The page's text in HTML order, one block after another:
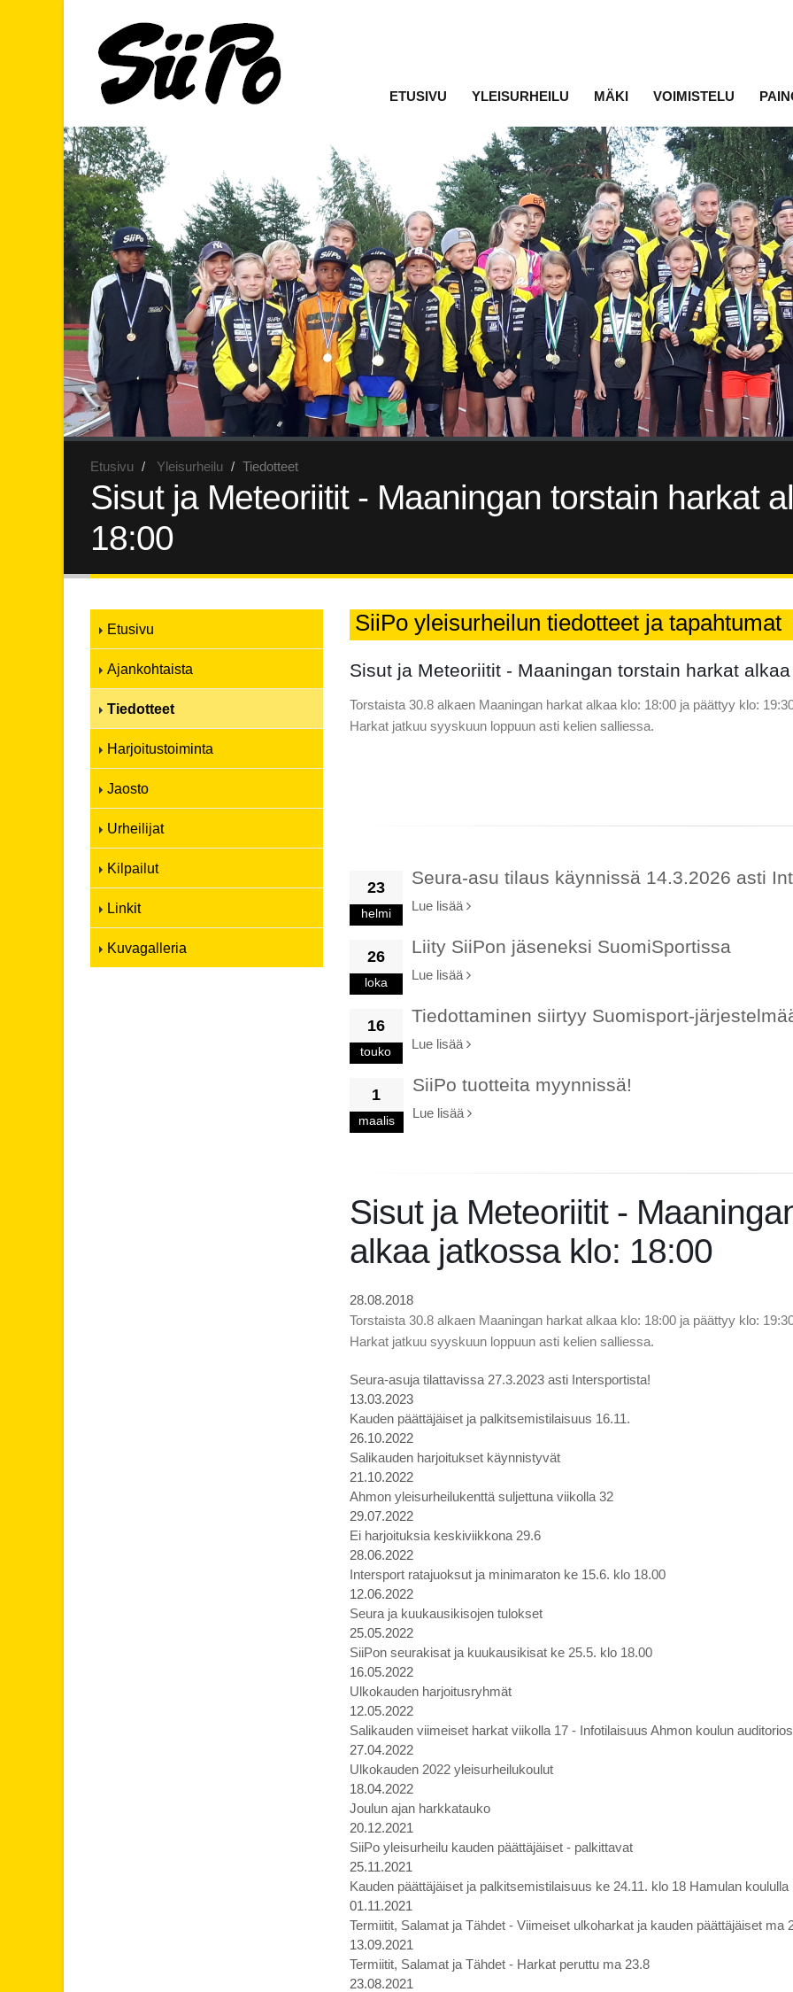
ETUSIVU YLEISURHEILU MÄKI VOIMISTELU
Etusivu Yleisurheilu Tiedotteet
Sisut ja Meteoriitit - Maaningan torstain harkat
18:00
Etusivu
Ajankohtaista
Tiedotteet
Harjoitustoiminta
Jaosto
Urheilijat
Kilpailut
Linkit
Kuvagalleria
SiiPo yleisurheilun tiedotteet ja tapahtumat
Sisut ja Meteoriitit - Maaningan torstain harkat
Torstaista 30.8 alkaen Maaningan harkat alkaa klo: 18:00 ja päättyy klo:
Harkat jatkuu syyskuun loppuun asti kelien salliessa.
23
helmi
Seura-asu tilaus käynnissä 14.3.2026 asti
Lue lisää
26
loka
Liity SiiPon jäseneksi SuomiSportissa
Lue lisää
16
touko
Tiedottaminen siirtyy Suomisport-
Lue lisää
1
maalis
SiiPo tuotteita myynnissä!
Lue lisää
Sisut ja Meteoriitit -
alkaa jatkossa klo: 18:00
28.08.2018
Torstaista 30.8 alkaen Maaningan harkat alkaa klo: 18:00 ja päättyy klo:
Harkat jatkuu syyskuun loppuun asti kelien salliessa.
Seura-asuja tilattavissa 27.3.2023 asti Intersportista!
13.03.2023
Kauden päättäjäiset ja palkitsemistilaisuus 16.11.
26.10.2022
Salikauden harjoitukset käynnistyvät
21.10.2022
Ahmon yleisurheilukenttä suljettuna viikolla 32
29.07.2022
Ei harjoituksia keskiviikkona 29.6
28.06.2022
Intersport ratajuoksut ja minimaraton ke 15.6. klo 18.00
12.06.2022
Seura ja kuukausikisojen tulokset
25.05.2022
SiiPon seurakisat ja kuukausikisat ke 25.5. klo 18.00
16.05.2022
Ulkokauden harjoitusryhmät
12.05.2022
Salikauden viimeiset harkat viikolla 17 - Infotilaisuus Ahmon koulun
27.04.2022
Ulkokauden 2022 yleisurheilukoulut
18.04.2022
Joulun ajan harkkatauko
20.12.2021
SiiPo yleisurheilu kauden päättäjäiset - palkittavat
25.11.2021
Kauden päättäjäiset ja palkitsemistilaisuus ke 24.11. klo 18 Hamulan koululla
01.11.2021
Termiitit, Salamat ja Tähdet - Viimeiset ulkoharkat ja kauden päättäjäiset ma
13.09.2021
Termiitit, Salamat ja Tähdet - Harkat peruttu ma 23.8
23.08.2021